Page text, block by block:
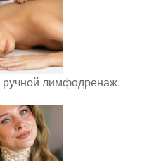
ручной лимфодренаж.